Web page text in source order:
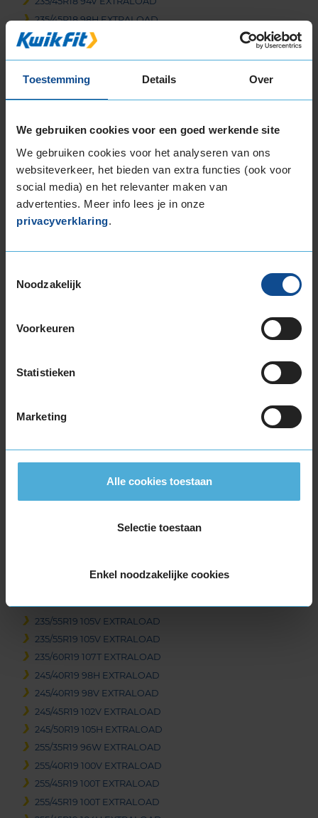
Toestemming Details Over
We gebruiken cookies voor een goed werkende site
We gebruiken cookies voor het analyseren van ons
websiteverkeer, het bieden van extra functies (ook voor
social media) en het relevanter maken van
advertenties. Meer info lees je in onze
privacyverklaring.
Noodzakelijk
Voorkeuren
Statistieken
Marketing
Alle cookies toestaan
Selectie toestaan
Enkel noodzakelijke cookies
235/45R18 98H EXTRALOAD
235/45R18 98V EXTRALOAD
235/55R18 104H EXTRALOAD
245/40R18 97V EXTRALOAD
255/40R18 99V EXTRALOAD
255/45R18 103V EXTRALOAD
255/55R18 109H EXTRALOAD
255/55R18 109V EXTRALOAD
215/50R19 97H EXTRALOAD
225/40R19 93W EXTRALOAD
225/45R19 96T EXTRALOAD
235/40R19 96V EXTRALOAD
235/45R19 99T EXTRALOAD
235/50R19 103V EXTRALOAD
235/55R19 105V EXTRALOAD
235/55R19 105V EXTRALOAD
235/60R19 107T EXTRALOAD
245/40R19 98H EXTRALOAD
245/40R19 98V EXTRALOAD
245/45R19 102V EXTRALOAD
245/50R19 105H EXTRALOAD
255/35R19 96W EXTRALOAD
255/40R19 100V EXTRALOAD
255/45R19 100T EXTRALOAD
255/45R19 100T EXTRALOAD